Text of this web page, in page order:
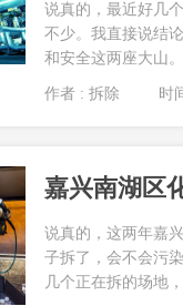
说真的，最近好几
不少。我直接说结
和安全这两座大山
作者 : 拆除 时
嘉兴南湖区
说真的，这两年嘉
子拆了，会不会污
几个正在拆的场地